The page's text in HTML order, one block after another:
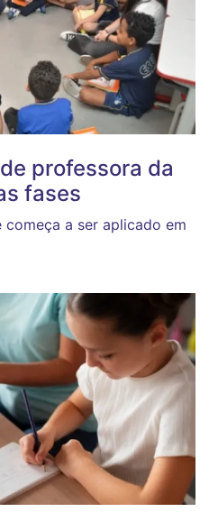
professora da
fases
a ser aplicado em